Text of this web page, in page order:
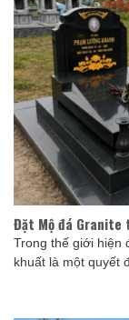
Đặt Mộ đá Granite
Trong thế giới hiện
khuất là một quyết